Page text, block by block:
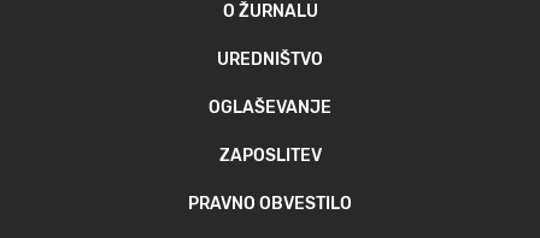
O ŽURNALU
UREDNIŠTVO
OGLAŠEVANJE
ZAPOSLITEV
PRAVNO OBVESTILO